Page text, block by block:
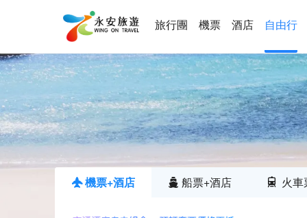
旅行團 機票 酒店 自由行
機票+酒店 船票+酒店 火車